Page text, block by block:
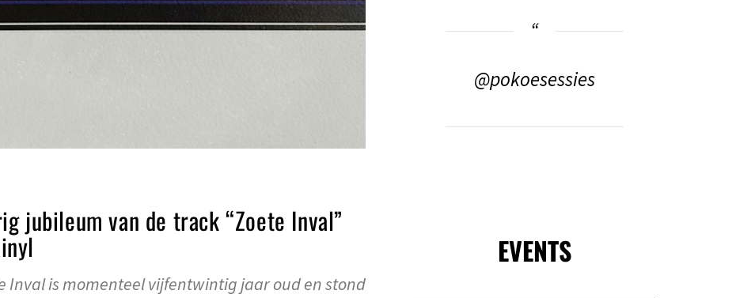
jubileum van de track “Zoete Inval”
Inval is momenteel vijfentwintig jaar oud en stond
@pokoesessies
EVENTS